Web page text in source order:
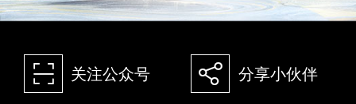
򰀁 关注公众号 򰀂 分享小伙伴